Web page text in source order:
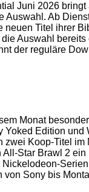
Juni 2026
Auswahl. Ab
neuen Titel ihrer
Auswahl bereits
der reguläre
Monat
Yoked Edition und
zwei Koop-Titel im
All-Star Brawl 2
von Sony bis